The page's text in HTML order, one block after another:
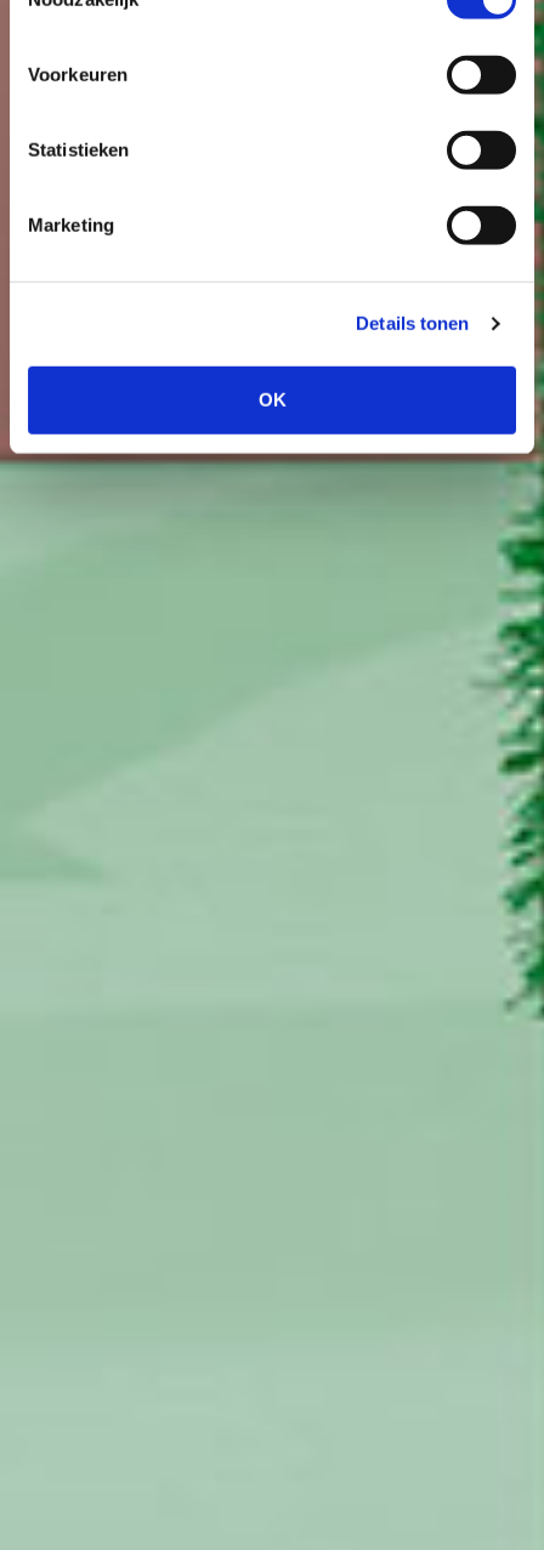
Voorkeuren
Statistieken
Marketing
Details tonen
OK